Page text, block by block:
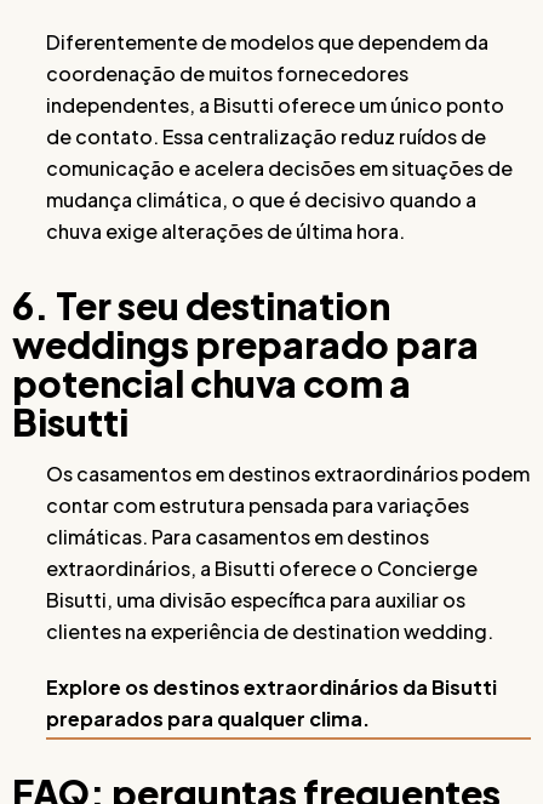
Diferentemente de modelos que dependem da
coordenação de muitos fornecedores
independentes, a Bisutti oferece um único ponto
de contato. Essa centralização reduz ruídos de
comunicação e acelera decisões em situações de
mudança climática, o que é decisivo quando a
chuva exige alterações de última hora.
6. Ter seu destination
weddings preparado para
potencial chuva com a
Bisutti
Os casamentos em destinos extraordinários podem
contar com estrutura pensada para variações
climáticas. Para casamentos em destinos
extraordinários, a Bisutti oferece o Concierge
Bisutti, uma divisão específica para auxiliar os
clientes na experiência de destination wedding.
Explore os destinos extraordinários da Bisutti
preparados para qualquer clima.
FAQ: perguntas frequentes